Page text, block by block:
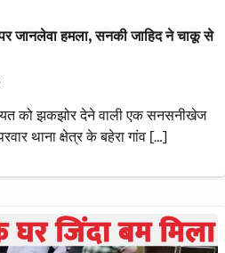
जानलेवा हमला, सनकी जाहिद ने चाकू से
को झकझोर देने वाली एक सनसनीखेज
थाना क्षेत्र के बहेरा गांव […]